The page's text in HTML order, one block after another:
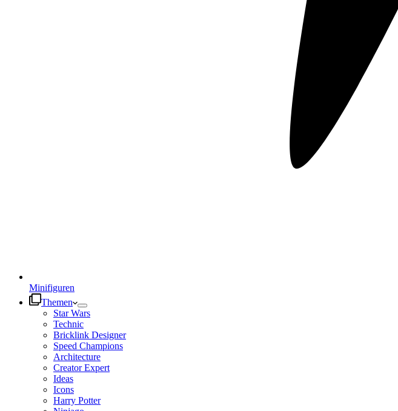
Minifiguren
Themen
Star Wars
Technic
Bricklink Designer
Speed Champions
Architecture
Creator Expert
Ideas
Icons
Harry Potter